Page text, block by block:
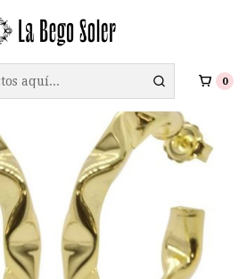
0
CHILE EN COMPRAS SOBRE $69.990